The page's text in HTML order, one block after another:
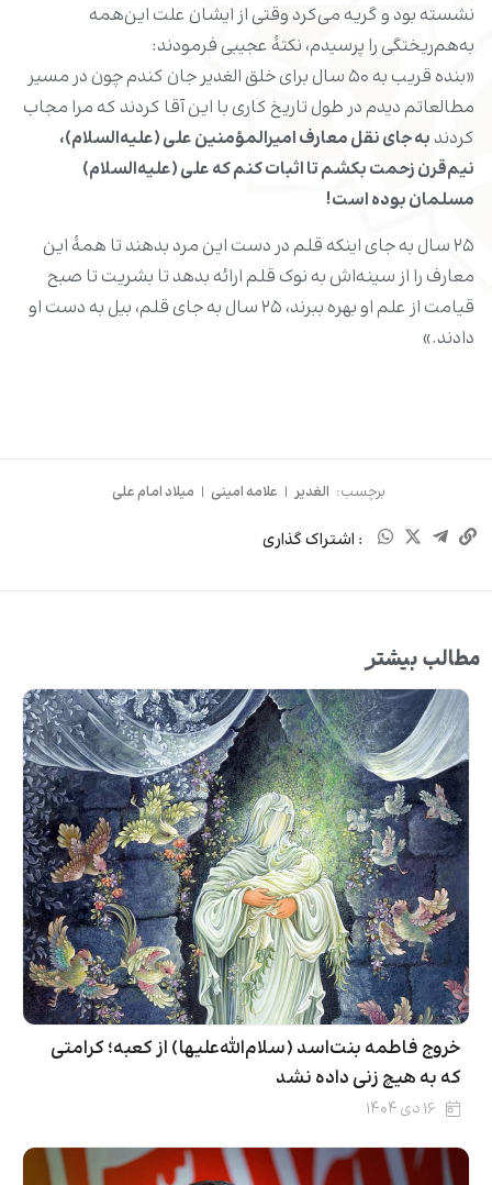
نشسته بود و گریه می‌کرد وقتی از ایشان علت این‌همه
به‌هم‌ریختگی را پرسیدم، نکتۀ عجیبی فرمودند:
«بنده قریب به ۵۰ سال برای خلق الغدیر جان کندم چون در مسیر
مطالعاتم دیدم در طول تاریخ کاری با این آقا کردند که مرا مجاب
کردند به جای نقل معارف امیرالمؤمنین علی (علیه‌السلام)،
نیم‌قرن زحمت بکشم تا اثبات کنم که علی (علیه‌السلام)
مسلمان بوده است!
۲۵ سال به جای اینکه قلم در دست این مرد بدهند تا همۀ این
معارف را از سینه‌اش به نوک قلم ارائه بدهد تا بشریت تا صبح
قیامت از علم او بهره ببرند، ۲۵ سال به جای قلم، بیل به دست او
دادند.»
برچسب: الغدیر | علامه امینی | میلاد امام علی
: اشتراک گذاری
مطالب بیشتر
خروج فاطمه بنت‌اسد (سلام‌الله‌علیها) از کعبه؛ کرامتی
که به هیچ زنی داده نشد
۱۶ دی ۱۴۰۴